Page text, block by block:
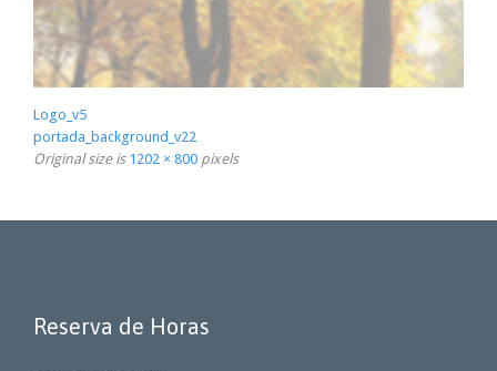
Logo_v5
portada_background_v22
Original size is 1202 × 800 pixels
Reserva de Horas